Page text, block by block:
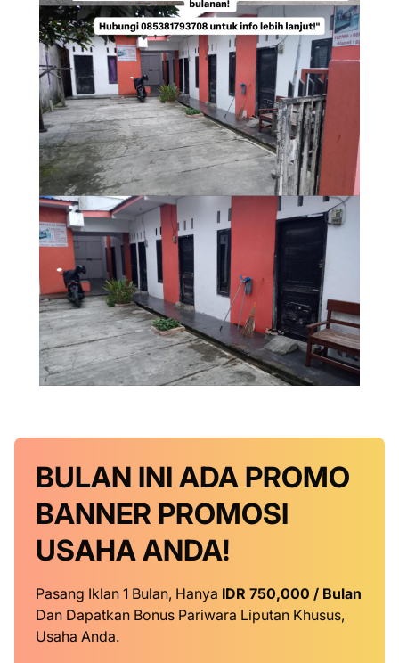
BULAN INI ADA PROMO
BANNER PROMOSI
USAHA ANDA!
Pasang Iklan 1 Bulan, Hanya IDR 750,000 / Bulan
Dan Dapatkan Bonus Pariwara Liputan Khusus,
Usaha Anda.